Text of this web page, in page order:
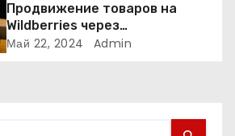
Продвижение товаров на
Wildberries через
Яндекс.Директ в 2024 году:
Май 22, 2024 Admin